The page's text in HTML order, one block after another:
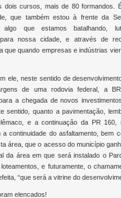
dois cursos, mais de 80 formandos.
que também estou à frente da
que estamos batalhando,
para nossa cidade, e através de
que quando empresas e indústrias
ele, neste sentido de
de uma rodovia federal, a
a chegada de novos
sentido, quanto a pavimentação,
e a continuação da PR 160,
a continuidade do asfaltamento, bem
área, que o acesso do município
da área em que será instalado o
e futuramente, o
“que será a vitrine do
elencados!